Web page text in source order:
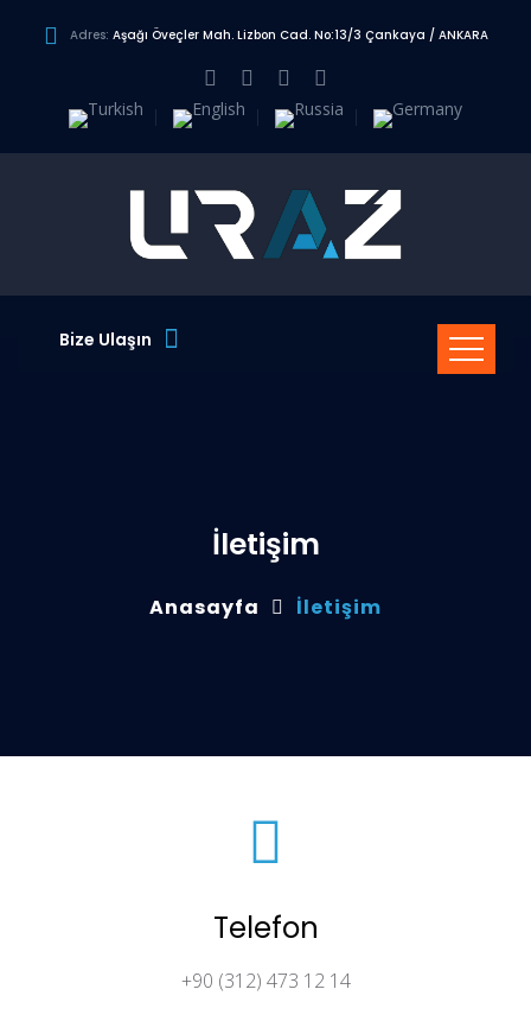
Adres: Aşağı Öveçler Mah. Lizbon Cad. No:13/3 Çankaya / ANKARA
Bize Ulaşın
İletişim
Anasayfa İletişim
Telefon
+90 (312) 473 12 14